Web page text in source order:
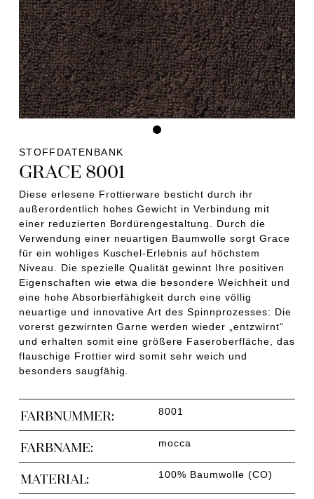
STOFFDATENBANK
GRACE 8001
Diese erlesene Frottierware besticht durch ihr
außerordentlich hohes Gewicht in Verbindung mit
einer reduzierten Bordürengestaltung. Durch die
Verwendung einer neuartigen Baumwolle sorgt Grace
für ein wohliges Kuschel-Erlebnis auf höchstem
Niveau. Die spezielle Qualität gewinnt Ihre positiven
Eigenschaften wie etwa die besondere Weichheit und
eine hohe Absorbierfähigkeit durch eine völlig
neuartige und innovative Art des Spinnprozesses: Die
vorerst gezwirnten Garne werden wieder „entzwirnt“
und erhalten somit eine größere Faseroberfläche, das
flauschige Frottier wird somit sehr weich und
besonders saugfähig.
FARBNUMMER: 8001
FARBNAME: mocca
MATERIAL: 100% Baumwolle (CO)